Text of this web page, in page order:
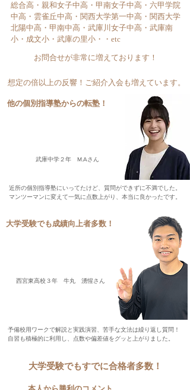
総合高・親和女子中高・甲南女子中高・六甲学院
中高・雲雀丘中高・関西大学第一中高・関西大学
北陽中高・甲南中高・武庫川女子中高・武庫南
小・成文小・武庫の里小・・etc
お問合せが非常に増えております！
想定の倍以上の反響！ご紹介入会も増えています。
他の個別指導塾からの転塾！
武庫中学２年 M.Aさん
近所の個別指導塾にいってたけど、質問ができずに不満でした。
マンツーマンに変えて一気に点数上がり、本当に良かったです。
大学受験でも成績向上者多数！
模試英語の偏差値が20以上もUP！
西宮東高校３年 牛丸 湧惺さん
予備校用ワークで解説と実践演習、 苦手な文法は繰り返し質問！
自習も積極的に利用し、点数や偏差値をグッと上がりました。
大学受験でもすでに合格者多数！